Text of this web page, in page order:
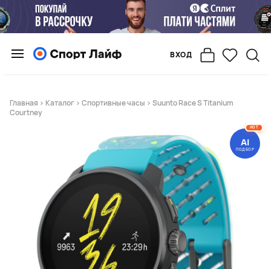
ВХОД
Главная > Каталог > Спортивные часы > Suunto Race S Titanium
Courtney
HOT
AI
ПОДБОР